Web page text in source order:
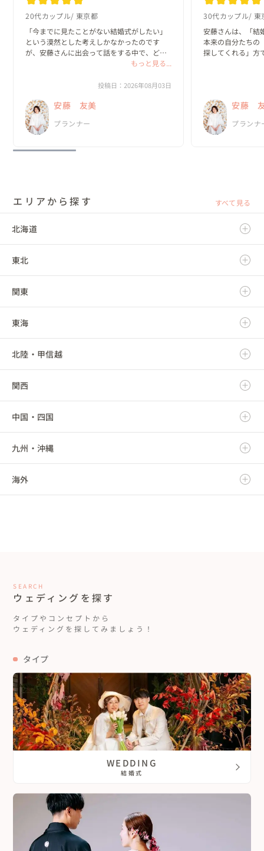
20代カップル 東京都
「今までに見たことがない結婚式がしたい」
という漠然とした考えしかなかったのです
が、安藤さんに出会って話をする中で、どん
な一日にしたいのか？がどんどん具体的にな
ったことを、安藤さんは「何として...
もっと見る...
投稿日：2026年08月03日
安藤 友美
プランナー
30代カップル 東
安藤さんは、「結
本来の自分たちの
探してくれる」方
新郎・新婦に招待
の、ほと...
安藤
プランナ
エリアから探す すべて見る
北海道
北海道
東北
青森県
岩手県
宮城県
秋田県
山形県
福島県
関東
茨城県
栃木県
群馬県
埼玉県
千葉県
東京都
東海
岐阜県
静岡県
愛知県
三重県
北陸・甲信越
新潟県
富山県
石川県
福井県
関西
滋賀県
京都府
大阪府
中国・四国
鳥取県
島根県
徳島県
香川県
愛媛県
高知県
九州・沖縄
福岡県
大分県
宮崎県
鹿児島県
沖縄県
海外
SEARCH
ウェディングを探す
タイプやコンセプトから
ウェディングを探してみましょう！
タイプ
WEDDING
結婚式